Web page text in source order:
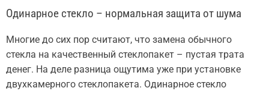
Одинарное стекло – нормальная защита от шума
Многие до сих пор считают, что замена обычного
стекла на качественный стеклопакет – пустая трата
денег. На деле разница ощутима уже при установке
двухкамерного стеклопакета. Одинарное стекло